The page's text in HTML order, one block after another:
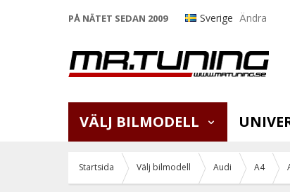
PÅ NÄTET SEDAN 2009 Sverige Ändra
VÄLJ BILMODELL
Startsida Välj bilmodell Audi A4